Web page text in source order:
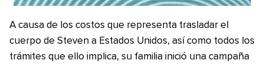
A causa de los costos que representa trasladar el
cuerpo de Steven a Estados Unidos, así como todos los
trámites que ello implica, su familia inició una campaña